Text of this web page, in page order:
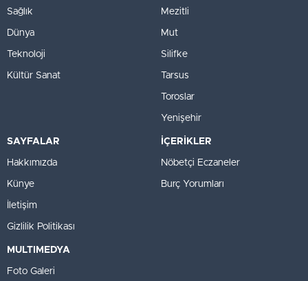
Sağlık
Dünya
Teknoloji
Kültür Sanat
Mezitli
Mut
Silifke
Tarsus
Toroslar
Yenişehir
SAYFALAR
Hakkımızda
Künye
İletişim
Gizlilik Politikası
İÇERİKLER
Nöbetçi Eczaneler
Burç Yorumları
MULTIMEDYA
Foto Galeri